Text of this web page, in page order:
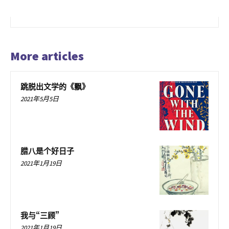
More articles
跳脱出文学的《飘》
2021年5月5日
腊八是个好日子
2021年1月19日
我与“三顾”